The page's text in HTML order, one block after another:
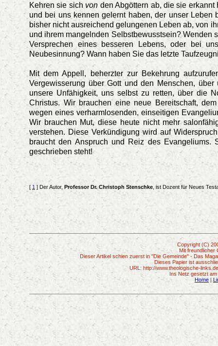
Kehren sie sich von den Abgöttern ab, die sie
und bei uns kennen gelernt haben, der unser
bisher nicht ausreichend gelungenen Leben ab, von
und ihrem mangelnden Selbstbewusstsein? Wenden
Versprechen eines besseren Lebens, oder bei
Neubesinnung? Wann haben Sie das letzte
Mit dem Appell, beherzter zur Bekehrung
Vergewisserung über Gott und den Menschen,
unsere Unfähigkeit, uns selbst zu retten, über die
Christus. Wir brauchen eine neue Bereitschaft,
wegen eines verharmlosenden, einseitigen
Wir brauchen Mut, diese heute nicht mehr
verstehen. Diese Verkündigung wird auf
braucht den Anspruch und Reiz des
geschrieben steht!
[ 1 ] Der Autor, Professor Dr. Christoph Stenschke , ist Dozent für Neues
Copyright (C)
Mit freundlicher
Dieser Artikel schien zuerst in "Die Gemeinde" - Das
Dieses Papier ist
URL: http://www.theologische-
Ins Netz gesetzt
Home |